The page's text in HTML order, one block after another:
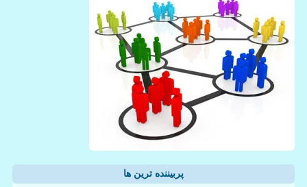
پربیننده ترین ها